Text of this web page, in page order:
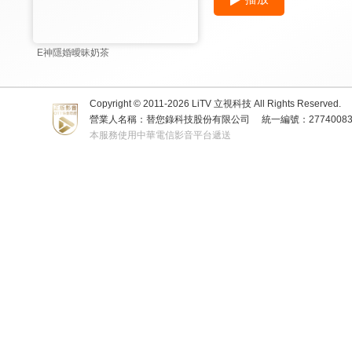
E神隱婚曖昧奶茶
Copyright © 2011-2026 LiTV 立視科技 All Rights Reserved.
營業人名稱：替您錄科技股份有限公司
統一編號：
本服務使用中華電信影音平台遞送